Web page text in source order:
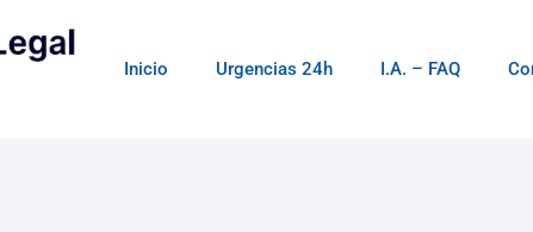
Inicio Urgencias 24h I.A. – FAQ